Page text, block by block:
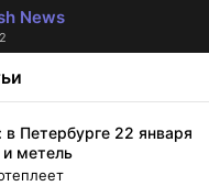
News
в Петербурге 22 января
метель